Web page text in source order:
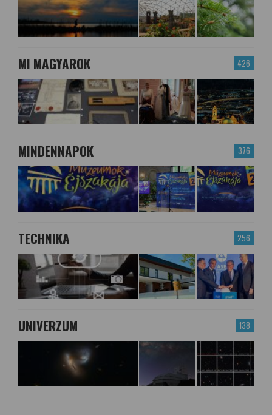
426
MI MAGYAROK
376
MINDENNAPOK
256
TECHNIKA
138
UNIVERZUM